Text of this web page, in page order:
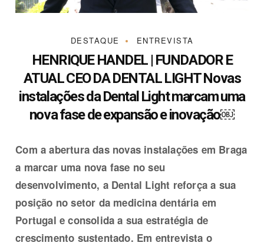
DESTAQUE ENTREVISTA
HENRIQUE HANDEL | FUNDADOR E
ATUAL CEO DA DENTAL LIGHT Novas
instalações da Dental Light marcam uma
nova fase de expansão e inovação￼
Com a abertura das novas instalações em Braga
a marcar uma nova fase no seu
desenvolvimento, a Dental Light reforça a sua
posição no setor da medicina dentária em
Portugal e consolida a sua estratégia de
crescimento sustentado. Em entrevista o